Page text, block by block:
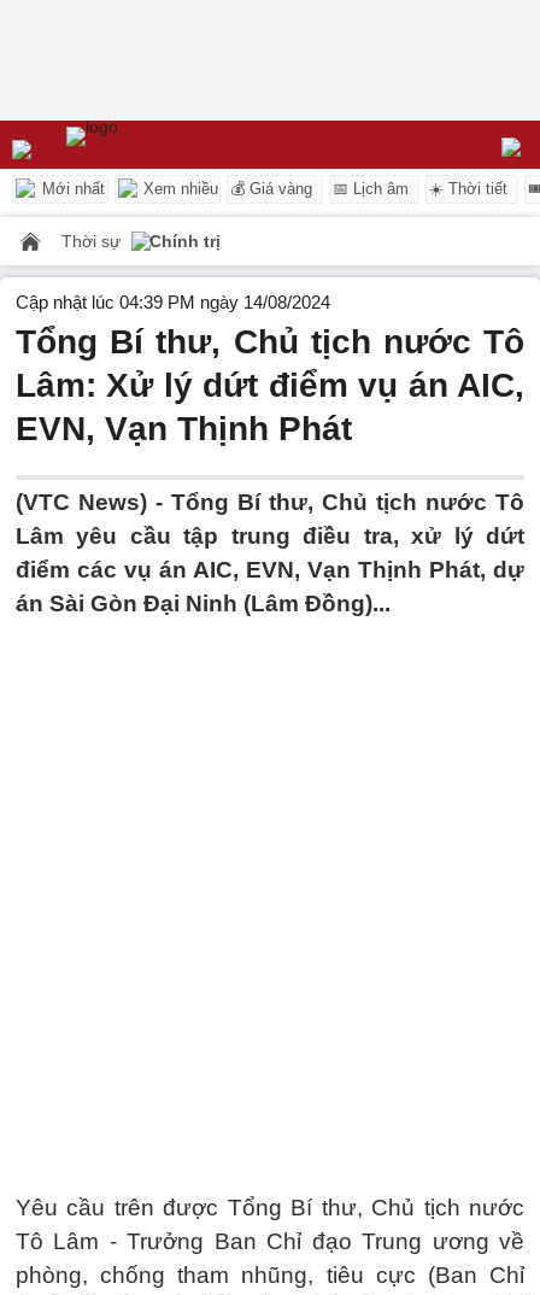
Mới nhất Xem nhiều 💰 Giá vàng 📅 Lịch âm ☀️ Thời tiết
Thời sự Chính trị
Cập nhật lúc 04:39 PM ngày 14/08/2024
Tổng Bí thư, Chủ tịch nước Tô
Lâm: Xử lý dứt điểm vụ án AIC,
EVN, Vạn Thịnh Phát
(VTC News) - Tổng Bí thư, Chủ tịch nước Tô
Lâm yêu cầu tập trung điều tra, xử lý dứt
điểm các vụ án AIC, EVN, Vạn Thịnh Phát, dự
án Sài Gòn Đại Ninh (Lâm Đồng)...
Yêu cầu trên được Tổng Bí thư, Chủ tịch nước
Tô Lâm - Trưởng Ban Chỉ đạo Trung ương về
phòng, chống tham nhũng, tiêu cực (Ban Chỉ